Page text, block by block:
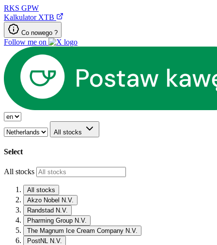
RKS GPW
Kalkulator XTB
Co nowego ?
Follow me on
All stocks
Select
All stocks
All stocks
Akzo Nobel N.V.
Randstad N.V.
Pharming Group N.V.
The Magnum Ice Cream Company N.V.
PostNL N.V.